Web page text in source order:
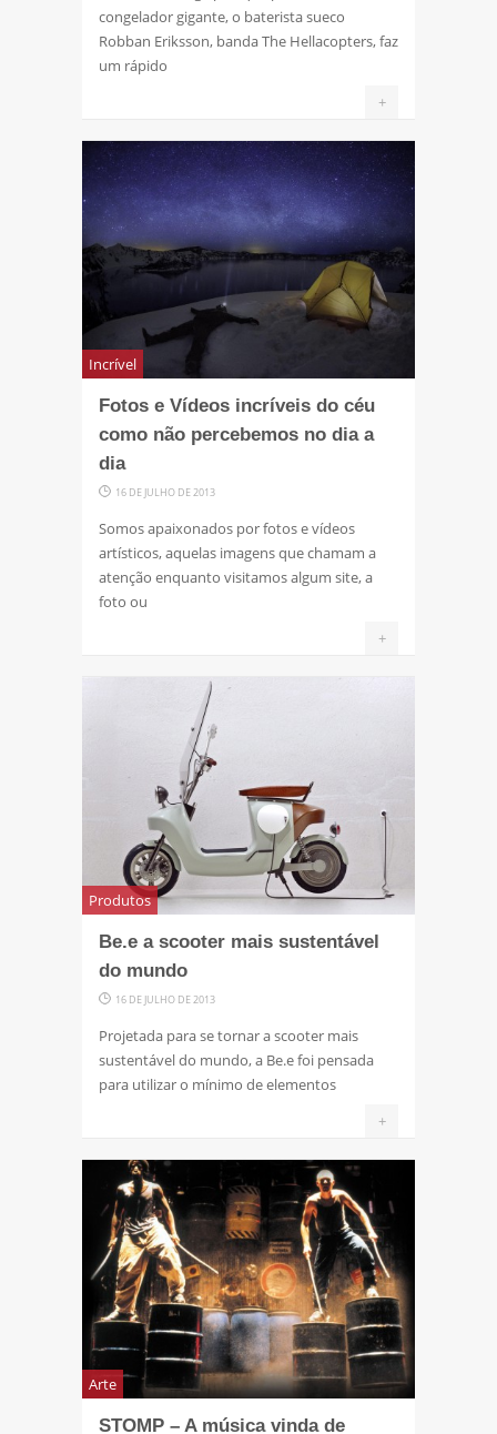
congelador gigante, o baterista sueco
Robban Eriksson, banda The Hellacopters, faz
um rápido
+
Incrível
Fotos e Vídeos incríveis do céu
como não percebemos no dia a
dia
16 DE JULHO DE 2013
Somos apaixonados por fotos e vídeos
artísticos, aquelas imagens que chamam a
atenção enquanto visitamos algum site, a
foto ou
+
Produtos
Be.e a scooter mais sustentável
do mundo
16 DE JULHO DE 2013
Projetada para se tornar a scooter mais
sustentável do mundo, a Be.e foi pensada
para utilizar o mínimo de elementos
+
Arte
STOMP – A música vinda de